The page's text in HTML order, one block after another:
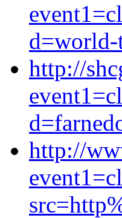
http://
http://